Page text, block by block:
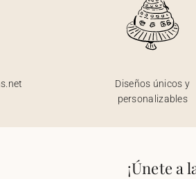
Diseños únicos y
personalizables
¡Únete a